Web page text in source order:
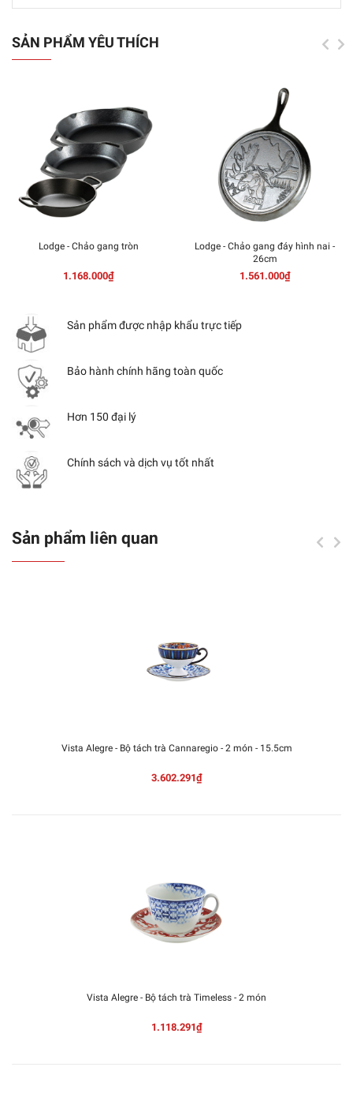
SẢN PHẨM YÊU THÍCH
Lodge - Chảo gang tròn
1.168.000₫
Lodge - Chảo gang đáy hình nai -
26cm
1.561.000₫
Sản phẩm được nhập khẩu trực tiếp
Bảo hành chính hãng toàn quốc
Hơn 150 đại lý
Chính sách và dịch vụ tốt nhất
Sản phẩm liên quan
Vista Alegre - Bộ tách trà Cannaregio - 2 món - 15.5cm
3.602.291₫
Vista Alegre - Bộ tách trà Timeless - 2 món
1.118.291₫